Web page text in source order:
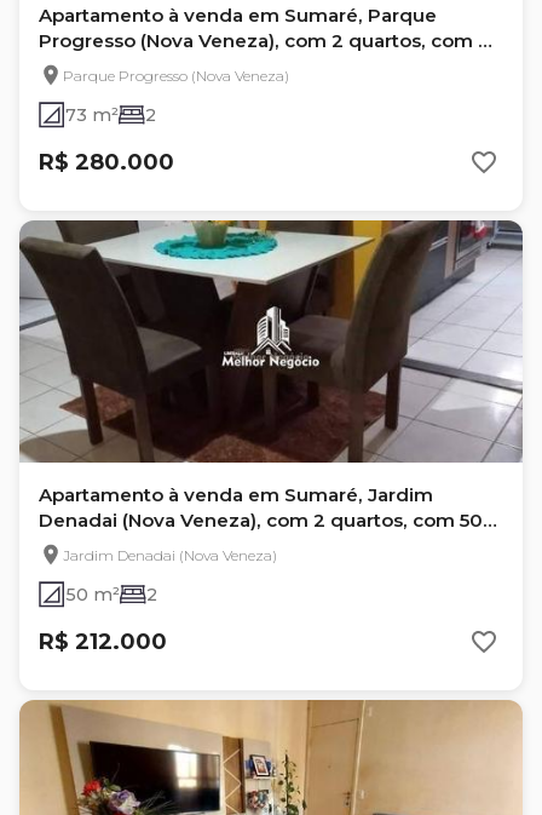
Apartamento à venda em Sumaré, Parque
Progresso (Nova Veneza), com 2 quartos, com 73
m²Parque Progresso (Nova Veneza)
73 m² 2
R$ 280.000
Apartamento à venda em Sumaré, Jardim
Denadai (Nova Veneza), com 2 quartos, com 50
m²Jardim Denadai (Nova Veneza)
50 m² 2
R$ 212.000